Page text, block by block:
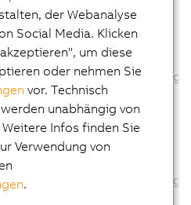
Online-Hilfe
Kanalbeschreibung: nein
Konfigurationsbeschreibung:
Firmware: nein
ECAD-Daten
Kanalbeschreibung: nein
Konfigurationsbeschreibung:
der Webanalyse
Social Media. Klicken
um diese
oder nehmen Sie
vor. Technisch
unabhängig von
Infos finden Sie
Verwendung von
.